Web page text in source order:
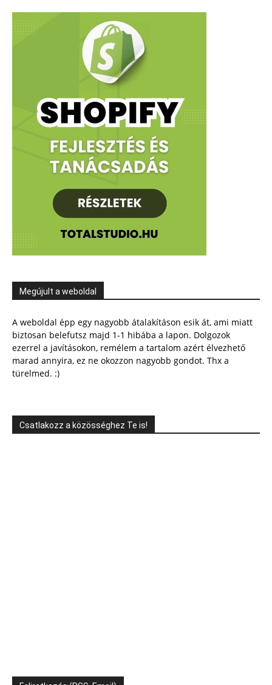
Megújult a weboldal
A weboldal épp egy nagyobb átalakításon esik át, ami miatt
biztosan belefutsz majd 1-1 hibába a lapon. Dolgozok
ezerrel a javításokon, remélem a tartalom azért élvezhető
marad annyira, ez ne okozzon nagyobb gondot. Thx a
türelmed. :)
Csatlakozz a közösséghez Te is!